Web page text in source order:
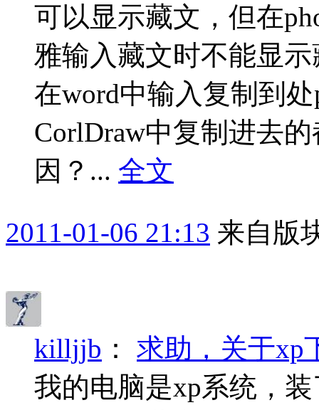
可以显示藏文，但在
雅输入藏文时不能显
在word中输入复制到
CorlDraw中复制进去
因？... 全文
2011-01-06 21:13 来自版
killjjb ： 求助，关于xp
我的电脑是xp系统，